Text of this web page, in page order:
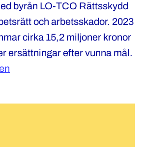
byrån LO-TCO Rättsskydd
och arbetsskador. 2023
cirka 15,2 miljoner kronor
ersättningar efter vunna mål.